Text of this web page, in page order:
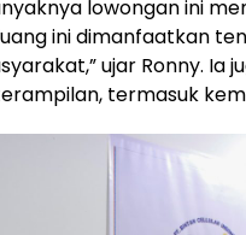
lowongan ini
ini dimanfaatkan
ujar Ronny. Ia
termasuk